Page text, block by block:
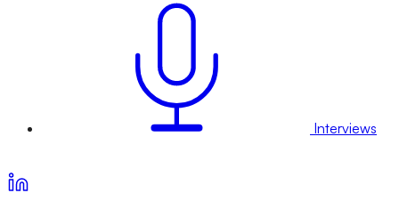
Interviews